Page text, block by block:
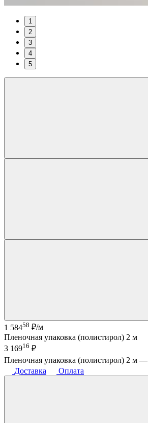
1
2
3
4
5
1 58458 ₽/м
Пленочная упаковка (полистирол) 2 м
3 16916 ₽
Пленочная упаковка (полистирол) 2 м —
Доставка
Оплата